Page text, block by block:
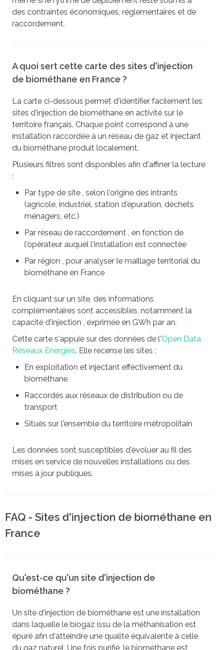
des contraintes économiques, réglementaires et de
raccordement.
A quoi sert cette carte des sites d'injection
de biométhane en France ?
La carte ci-dessous permet d'identifier facilement les
sites d'injection de biométhane en activité sur le
territoire français. Chaque point correspond à une
installation raccordée à un réseau de gaz et injectant
du biométhane produit localement.
Plusieurs filtres sont disponibles afin d'affiner la lecture
:
Par type de site , selon l'origine des intrants
(agricole, industriel, station d'épuration, déchets
ménagers, etc.)
Par réseau de raccordement , en fonction de
l'opérateur auquel l'installation est connectée
Par région , pour analyser le maillage territorial du
biométhane en France
En cliquant sur un site, des informations
complémentaires sont accessibles, notamment la
capacité d'injection , exprimée en GWh par an.
Cette carte s'appuie sur des données de l'Open Data
Réseaux Energies. Elle recense les sites :
En exploitation et injectant effectivement du
biométhane
Raccordés aux réseaux de distribution ou de
transport
Situés sur l'ensemble du territoire métropolitain
Les données sont susceptibles d'évoluer au fil des
mises en service de nouvelles installations ou des
mises à jour publiques.
FAQ - Sites d'injection de biométhane en
France
Qu'est-ce qu'un site d'injection de
biométhane ?
Un site d'injection de biométhane est une installation
dans laquelle le biogaz issu de la méthanisation est
épuré afin d'atteindre une qualité équivalente à celle
du gaz naturel. Une fois purifié, le biométhane est